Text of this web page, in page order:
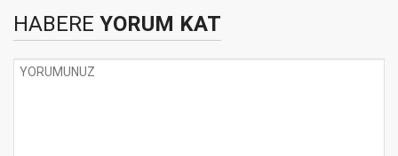
HABERE YORUM KAT